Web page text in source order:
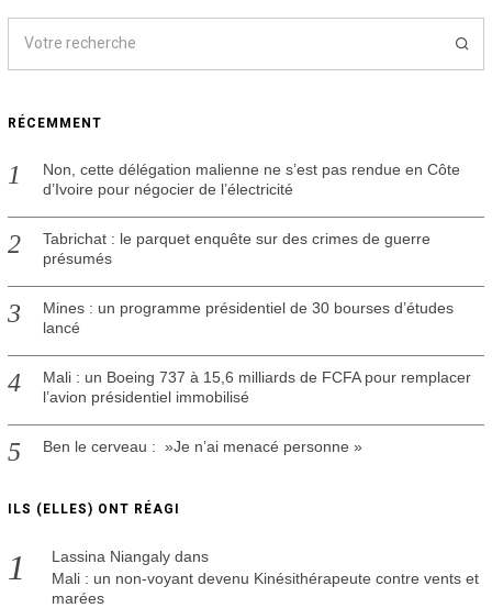
i
l
2
RÉCEMMENT
Non, cette délégation malienne ne s’est pas rendue en Côte
d’Ivoire pour négocier de l’électricité
Tabrichat : le parquet enquête sur des crimes de guerre
présumés
Mines : un programme présidentiel de 30 bourses d’études
lancé
Mali : un Boeing 737 à 15,6 milliards de FCFA pour remplacer
l’avion présidentiel immobilisé
Ben le cerveau : »Je n’ai menacé personne »
ILS (ELLES) ONT RÉAGI
Lassina Niangalydans
Mali : un non-voyant devenu Kinésithérapeute contre vents et
marées